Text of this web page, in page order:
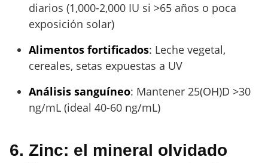
diarios (1,000-2,000 IU si >65 años o poca
exposición solar)
Alimentos fortificados: Leche vegetal,
cereales, setas expuestas a UV
Análisis sanguíneo: Mantener 25(OH)D >30
ng/mL (ideal 40-60 ng/mL)
6. Zinc: el mineral olvidado